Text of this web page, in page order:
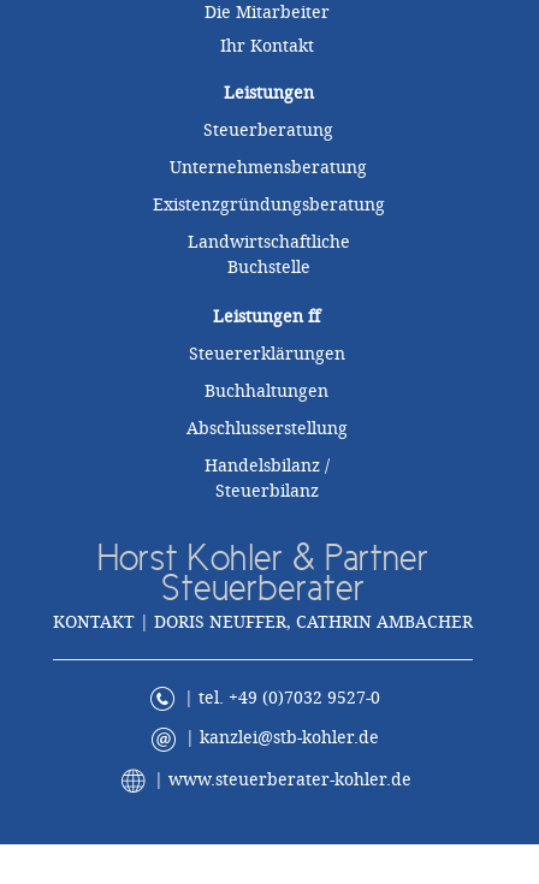
Die Mitarbeiter
Ihr Kontakt
Leistungen
Steuerberatung
Unternehmensberatung
Existenzgründungsberatung
Landwirtschaftliche
Buchstelle
Leistungenff
Steuererklärungen
Buchhaltungen
Abschlusserstellung
Handelsbilanz /
Steuerbilanz
Horst Kohler & Partner
Steuerberater
KONTAKT | DORIS NEUFFER, CATHRIN AMBACHER
| tel. +49 (0)7032 9527-0
| kanzlei@stb-kohler.de
| www.steuerberater-kohler.de